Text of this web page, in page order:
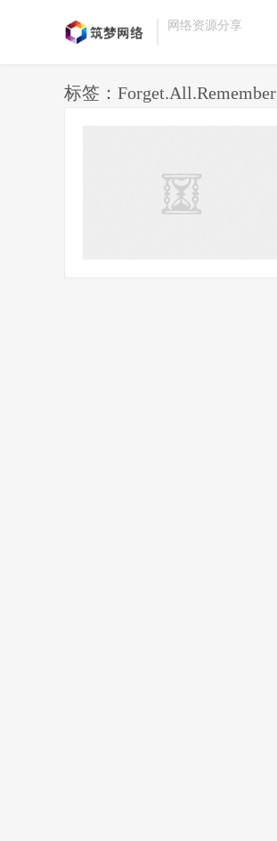
网络资源分享
标签：Forget.All.Remember